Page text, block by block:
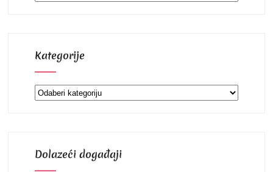
Kategorije
Kategorije
Dolazeći događaji